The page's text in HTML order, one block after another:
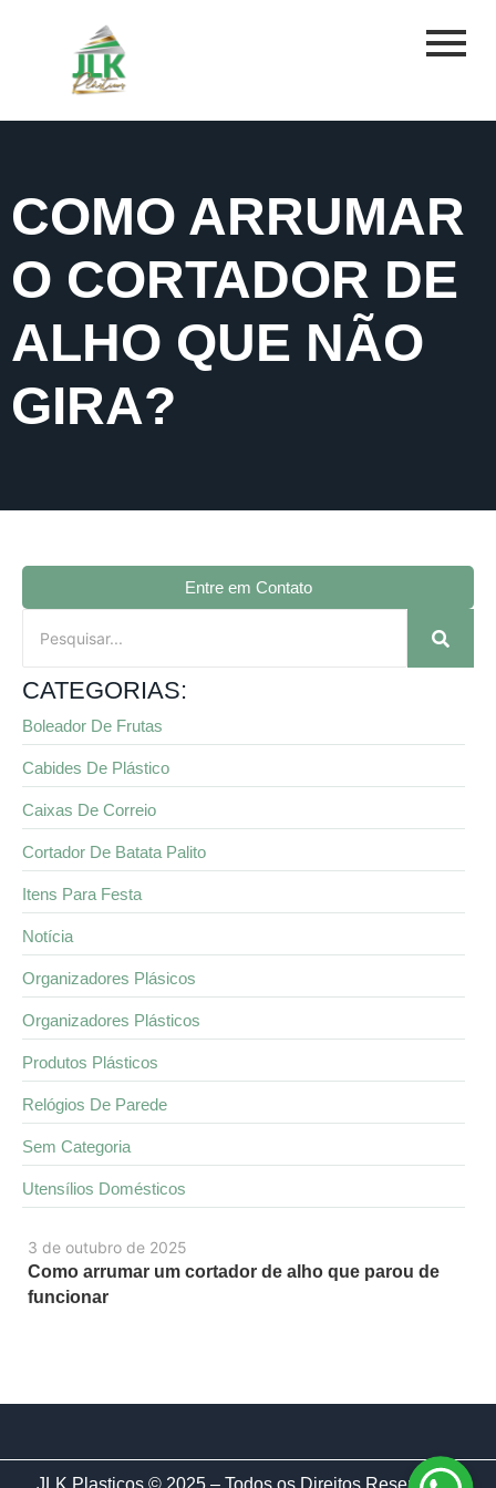
COMO ARRUMAR
O CORTADOR DE
ALHO QUE NÃO
GIRA?
3 de outubro de 2025
Como arrumar um cortador de alho que parou de
funcionar
Entre em Contato
CATEGORIAS:
Boleador De Frutas
Cabides De Plástico
Caixas De Correio
Cortador De Batata Palito
Itens Para Festa
Notícia
Organizadores Plásicos
Organizadores Plásticos
Produtos Plásticos
Relógios De Parede
Sem Categoria
Utensílios Domésticos